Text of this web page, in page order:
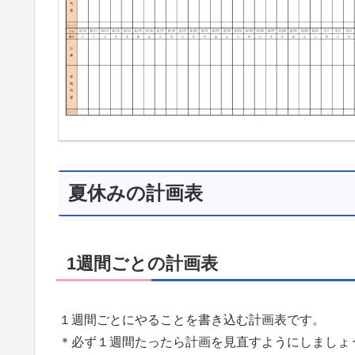
夏休みの計画表
1週間ごとの計画表
１週間ごとにやることを書き込む計画表です。
＊必ず１週間たったら計画を見直すようにしましょ